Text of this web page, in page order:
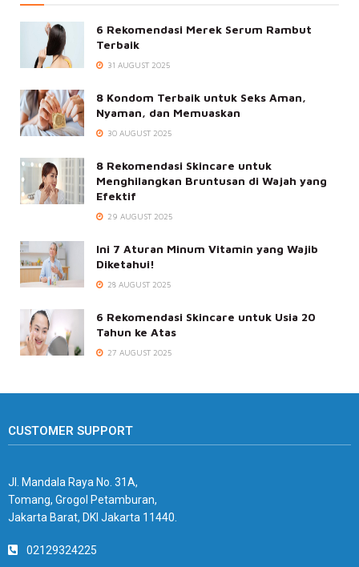
6 Rekomendasi Merek Serum Rambut
Terbaik
31 AUGUST 2025
8 Kondom Terbaik untuk Seks Aman,
Nyaman, dan Memuaskan
30 AUGUST 2025
8 Rekomendasi Skincare untuk
Menghilangkan Bruntusan di Wajah yang
Efektif
29 AUGUST 2025
Ini 7 Aturan Minum Vitamin yang Wajib
Diketahui!
28 AUGUST 2025
6 Rekomendasi Skincare untuk Usia 20
Tahun ke Atas
27 AUGUST 2025
CUSTOMER SUPPORT
Jl. Mandala Raya No. 31A,
Tomang, Grogol Petamburan,
Jakarta Barat, DKI Jakarta 11440.
02129324225